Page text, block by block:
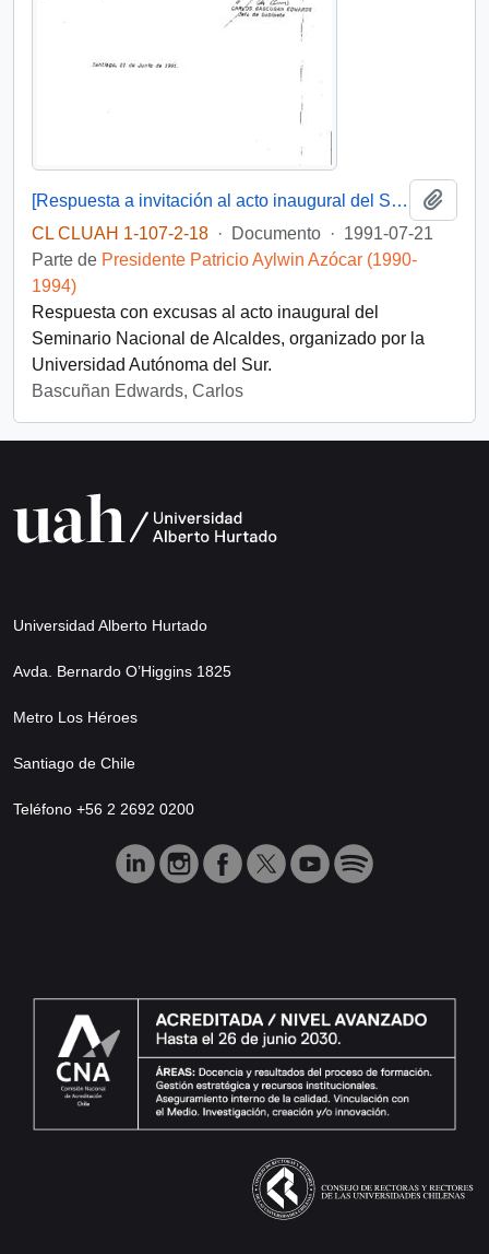
[Respuesta a invitación al acto inaugural del Seminario Nacional de Alcaldes]
CL CLUAH 1-107-2-18 · Documento · 1991-07-21
Parte de Presidente Patricio Aylwin Azócar (1990-
1994)
Respuesta con excusas al acto inaugural del
Seminario Nacional de Alcaldes, organizado por la
Universidad Autónoma del Sur.
Bascuñan Edwards, Carlos
Universidad Alberto Hurtado
Avda. Bernardo O’Higgins 1825
Metro Los Héroes
Santiago de Chile
Teléfono +56 2 2692 0200